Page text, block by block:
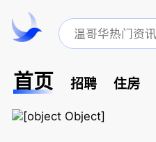
首页 招聘 住房